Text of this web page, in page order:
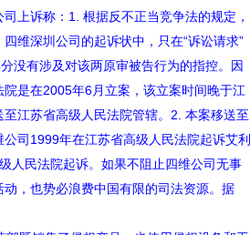
上诉称： 1.根据反不正当竞争法的规定，
维深圳公司的起诉状中，只在“诉讼请求”
没有涉及对该两原审被告行为的指控。因
院是在2005年6月立案，该立案时间晚于江
江苏省高级人民法院管辖。 2.本案移送至
司 1999年在江苏省高级人民法院起诉艾利
人民法院起诉。如果不阻止四维公司无事
，也势必浪费中国有限的司法资源。据